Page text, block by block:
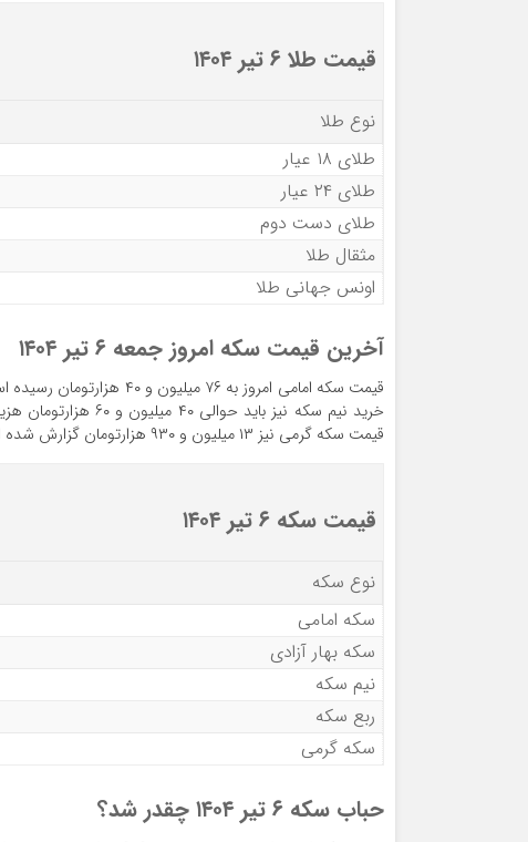
قیمت طلا ۶ تیر ۱۴۰۴
نوع طلا
طلای ۱۸ عیار
طلای ۲۴ عیار
طلای دست دوم
مثقال طلا
اونس جهانی طلا
آخرین قیمت سکه امروز جمعه ۶ تیر ۱۴۰۴
قیمت سکه گرمی نیز ۱۳ میلیون و ۹۳۰ هزارتومان گزارش شده است.
قیمت سکه ۶ تیر ۱۴۰۴
نوع سکه
سکه امامی
سکه بهار آزادی
نیم سکه
ربع سکه
سکه گرمی
حباب سکه ۶ تیر ۱۴۰۴ چقدر شد؟